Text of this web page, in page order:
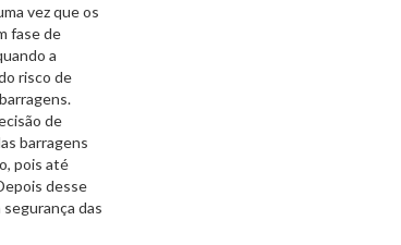
vez que os
fase de
a
risco de
de
barragens
pois até
desse
das